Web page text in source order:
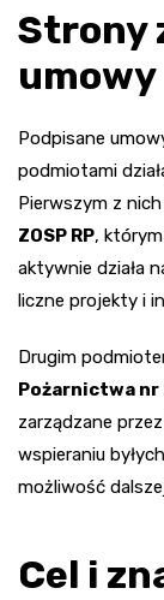
Strony
umowy
Podpisane
podmiotami
Pierwszym z
ZOSP RP,
aktywnie działa
liczne projekty i
Drugim
Pożarnictwa nr
zarządzane
wspieraniu
możliwość
Cel i